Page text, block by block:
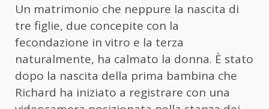
Un matrimonio che neppure la nascita di
tre figlie, due concepite con la
fecondazione in vitro e la terza
naturalmente, ha calmato la donna. È stato
dopo la nascita della prima bambina che
Richard ha iniziato a registrare con una